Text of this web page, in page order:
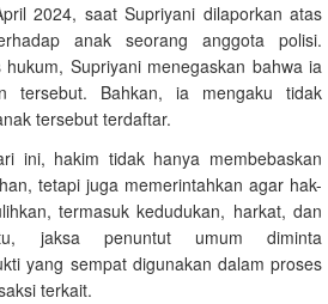
2024, saat Supriyani dilaporkan atas
anak seorang anggota polisi.
Supriyani menegaskan bahwa ia
tersebut. Bahkan, ia mengaku tidak
tersebut terdaftar.
ini, hakim tidak hanya membebaskan
tetapi juga memerintahkan agar hak-
termasuk kedudukan, harkat, dan
jaksa penuntut umum diminta
yang sempat digunakan dalam proses
terkait.